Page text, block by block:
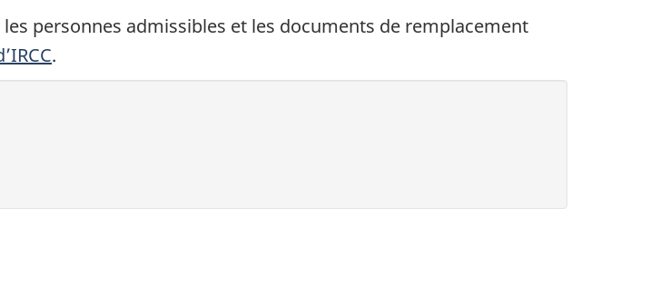
personnes admissibles et les documents de remplacement
.